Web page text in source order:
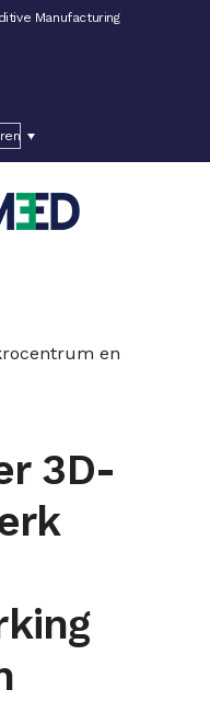
Manufacturing
3D-